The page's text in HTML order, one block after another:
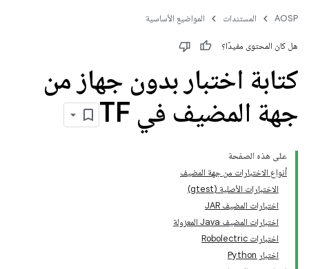
AOSP المستندات المواضيع الأساسية
هل كان المحتوى مفيدًا؟
كتابة اختبار بدون جهاز من
جهة المضيف في TF
على هذه الصفحة
أنواع الاختبارات من جهة المضيف
الاختبارات الأصلية (gtest)
اختبارات المضيف JAR
اختبارات المضيف Java المعزولة
اختبارات Robolectric
اختبار Python